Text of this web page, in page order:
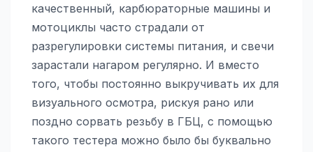
качественный, карбюраторные машины и
мотоциклы часто страдали от
разрегулировки системы питания, и свечи
зарастали нагаром регулярно. И вместо
того, чтобы постоянно выкручивать их для
визуального осмотра, рискуя рано или
поздно сорвать резьбу в ГБЦ, с помощью
такого тестера можно было бы буквально